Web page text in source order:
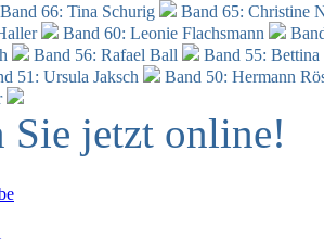
Band 66: Tina Schurig
Band 65: Christine
Band 60: Leonie Flachsmann
Band 56: Rafael Ball
Band 55:
51: Ursula Jaksch Band 50: Hermann
Sie jetzt online!